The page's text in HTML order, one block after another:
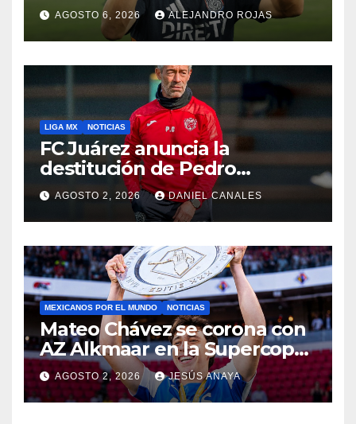
AGOSTO 6, 2026 ALEJANDRO ROJAS
LIGA MX NOTICIAS
FC Juárez anuncia la
destitución de Pedro
Caixinha
AGOSTO 2, 2026 DANIEL CANALES
MEXICANOS POR EL MUNDO NOTICIAS
Mateo Chávez se corona con
AZ Alkmaar en la Supercopa
de Países Bajos
AGOSTO 2, 2026 JESÚS ANAYA